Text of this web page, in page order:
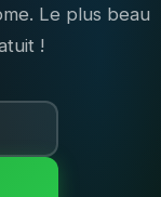
Le plus beau
!